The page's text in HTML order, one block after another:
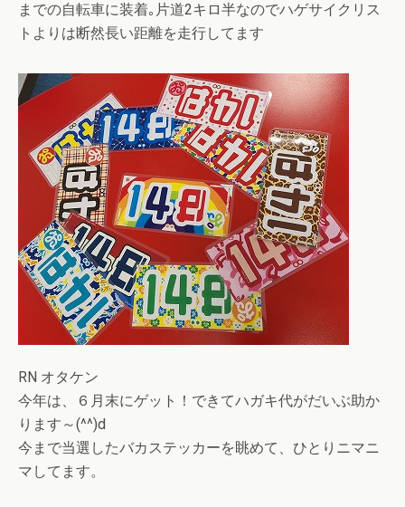
までの自転車に装着｡片道2キロ半なのでハゲサイクリス
トよりは断然長い距離を走行してます
RN オタケン
今年は、６月末にゲット！できてハガキ代がだいぶ助か
ります～(^^)d
今まで当選したバカステッカーを眺めて、ひとりニマニ
マしてます。